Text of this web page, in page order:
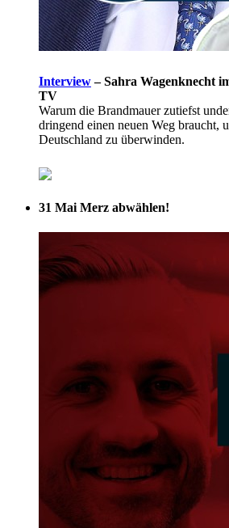
Interview– Sahra Wagenknecht
TV
Warum die Brandmauer zutiefst
dringend einen neuen Weg braucht,
Deutschland zu überwinden.
31 Mai Merz abwählen!